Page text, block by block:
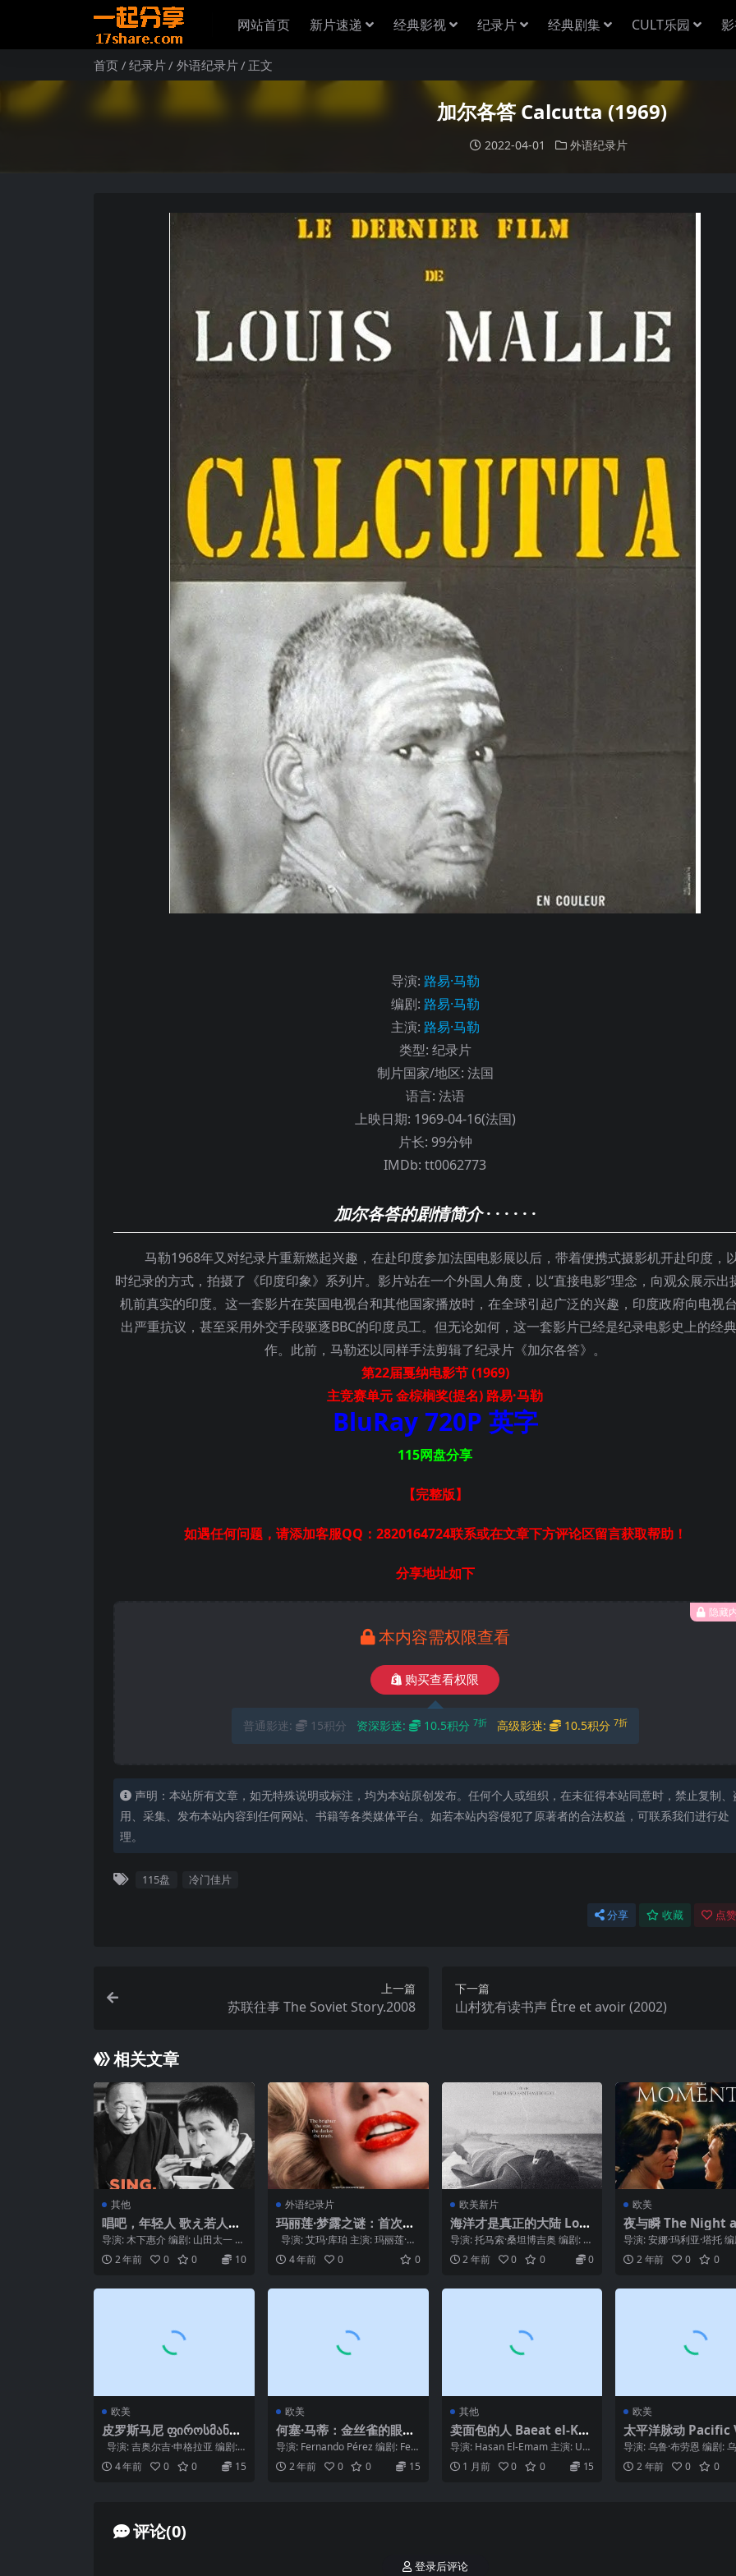
网站首页 新片速递 经典影视 纪录片 经典剧集 CULT乐园
首页 纪录片 外语纪录片 正文
加尔各答 Calcutta (1969)
2022-04-01 外语纪录片
导演: 路易·马勒
编剧: 路易·马勒
主演: 路易·马勒
类型: 纪录片
制片国家/地区: 法国
语言: 法语
上映日期: 1969-04-16(法国)
片长: 99分钟
IMDb: tt0062773
加尔各答的剧情简介· · · · · ·
马勒1968年又对纪录片重新燃起兴趣，在赴印度参加法国电影展以后，带着便携式摄影机开赴印度，
时纪录的方式，拍摄了《印度印象》系列片。影片站在一个外国人角度，以“直接电影”理念，向观众展示出
机前真实的印度。这一套影片在英国电视台和其他国家播放时，在全球引起广泛的兴趣，印度政府向电视
出严重抗议，甚至采用外交手段驱逐BBC的印度员工。但无论如何，这一套影片已经是纪录电影史上的经
作。此前，马勒还以同样手法剪辑了纪录片《加尔各答》。
第22届戛纳电影节 (1969)
主竞赛单元 金棕榈奖(提名) 路易·马勒
BluRay 720P 英字
115网盘分享
【完整版】
如遇任何问题，请添加客服QQ：2820164724联系或在文章下方评论区留言获取帮助！
分享地址如下
隐藏
本内容需权限查看
购买查看权限
普通影迷: 15积分 资深影迷: 10.5积分 7折 高级影迷: 10.5积分 7折
声明：本站所有文章，如无特殊说明或标注，均为本站原创发布。任何个人或组织，在未征得本站同意时，禁止复制、
用、采集、发布本站内容到任何网站、书籍等各类媒体平台。如若本站内容侵犯了原著者的合法权益，可联系我们进行处
理。
115盘 冷门佳片
分享 收藏 点
上一篇
苏联往事 The Soviet Story.2008
下一篇
山村犹有读书声 Être et avoir (2002)
相关文章
其他
唱吧，年轻人 歌え若人達
(1963)
导演: 木下惠介 编剧: 山田太一 主
演: 松川勉 / 川津祐介 / 三上真一
郎...2 年前 0 0 10
外语纪录片
玛丽莲·梦露之谜：首次现
世的录音 The Mystery o
f Marilyn Monroe: The
Unheard Tapes (2022)
导演: 艾玛·库珀 主演: 玛丽莲·梦
露 / 约翰·休斯顿 类型:...
4 年前 0 0
欧美新片
海洋才是真正的大陆 Los
oceanos son los verda
deros continentes (202
3)
导演: 托马索·桑坦博吉奥 编剧: 托
马索·桑坦博吉奥 主演: Alexand
e...2 年前 0 0 0
欧美
夜与瞬 The Night
he Moment (1994)
导演: 安娜·玛利亚·塔托
n-Claude Carri / Cl...
2 年前 0 0
欧美
皮罗斯马尼 ფიროსმანი
(1969)
导演: 吉奥尔吉·申格拉亚 编剧: E
rlom Akhvledia...
4 年前 0 0 15
欧美
何塞·马蒂：金丝雀的眼睛
José Martí: el ojo del ca
nario (2010)
导演: Fernando Pérez 编剧: Fer
nando Pérez 主演...
2 年前 0 0 15
其他
卖面包的人 Baeat el-Kh
ubz (1953)
导演: Hasan El-Emam 主演: Um
ar El-Hariri / M...
1 月前 0 0 15
欧美
太平洋脉动 Pacific
(2024)
导演: 乌鲁·布劳恩 编剧:
劳恩 主演: Niina
2 年前 0 0
评论(0)
登录后评论